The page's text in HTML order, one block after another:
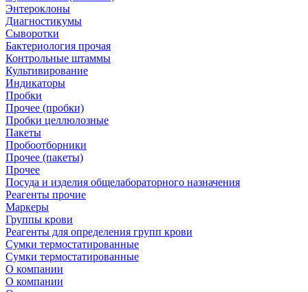
Энтероклоны
Диагностикумы
Сыворотки
Бактериология прочая
Контрольные штаммы
Культивирование
Индикаторы
Пробки
Прочее (пробки)
Пробки целлюлозные
Пакеты
Пробоотборники
Прочее (пакеты)
Прочее
Посуда и изделия общелабораторного назначения
Реагенты прочие
Маркеры
Группы крови
Реагенты для определения групп крови
Сумки термостатированные
Сумки термостатированные
О компании
О компании